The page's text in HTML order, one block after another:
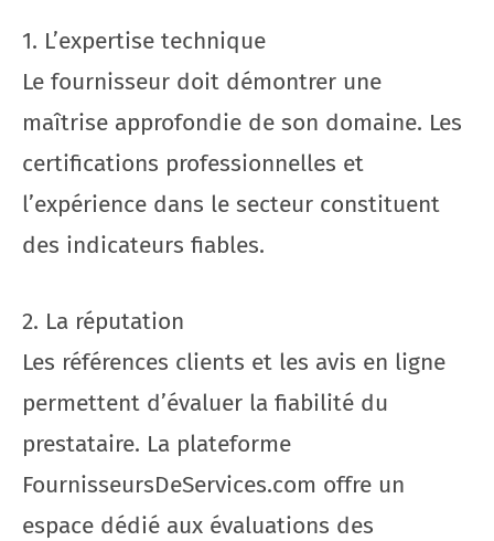
1. L’expertise technique
Le fournisseur doit démontrer une
maîtrise approfondie de son domaine. Les
certifications professionnelles et
l’expérience dans le secteur constituent
des indicateurs fiables.
2. La réputation
Les références clients et les avis en ligne
permettent d’évaluer la fiabilité du
prestataire. La plateforme
FournisseursDeServices.com offre un
espace dédié aux évaluations des